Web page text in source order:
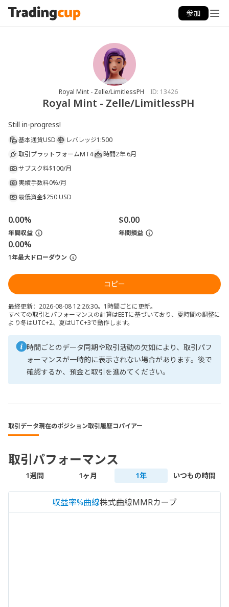
参加
Royal Mint - Zelle/LimitlessPH ID: 13426
Royal Mint - Zelle/LimitlessPH
Still in-progress!
基本通貨USD レバレッジ1:500
取引プラットフォームMT4 時間2年 6月
サブスク料$100/月
実績手数料0%/月
最低資金$250 USD
0.00%
年間収益
$0.00
年間損益
0.00%
1年最大ドローダウン
コピー
最終更新：2026-08-08 12:26:30。1時間ごとに更新。
すべての取引とパフォーマンスの計算はEETに基づいており、夏時間の調整に
より冬はUTC+2、夏はUTC+3で動作します。
時間ごとのデータ同期や取引活動の欠如により、取引パフ
ォーマンスが一時的に表示されない場合があります。後で
確認するか、預金と取引を進めてください。
取引データ現在のポジション取引履歴コパイアー
取引パフォーマンス
1週間 1ヶ月 1年 いつもの時間
収益率%曲線株式曲線MMRカーブ